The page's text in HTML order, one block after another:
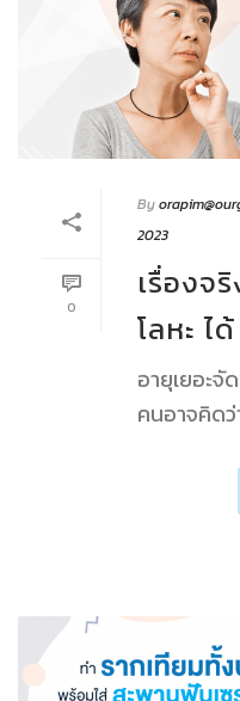
0
By
2023
เรื่องจ
โลหะ ไ
อายุเยอะจั
คนอาจคิด